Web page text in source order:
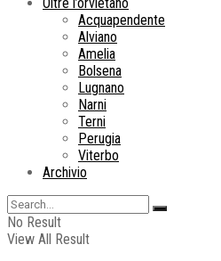
Acquapendente
Alviano
Amelia
Bolsena
Lugnano
Narni
Terni
Perugia
Viterbo
Archivio
No Result
View All Result